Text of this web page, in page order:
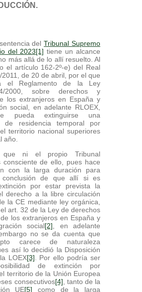
delTribunal Supremo
del 2023[1] tiene un alcance
más allá de lo allí resuelto. Al
el artículo 162-2º-e) del Real
2011, de 20 de abril, por el que
el Reglamento de la Ley
2000, sobre derechos y
los extranjeros en España y
social, en adelante RLOEX,
pueda extinguirse una
de residencia temporal por
territorio nacional superiores
año.
que ni el propio Tribunal
consciente de ello, pues hace
con la larga duración para
de que allí si es
por estar prevista la
derecho a la libre circulación
la CE mediante ley orgánica,
art. 32 de la Ley de derechos
los extranjeros en España y
social[2] , en adelante
no se da cuenta que
carece de naturaleza
así lo decidió la Disposición
LOEX[3] . Por ello podría ser
de extinción por
territorio de la Unión Europea
consecutivos[4] , tanto de la
UE[5] como de la larga